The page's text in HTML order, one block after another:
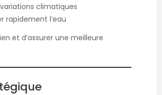
climatiques
rapidement l’eau
et d’assurer une meilleure